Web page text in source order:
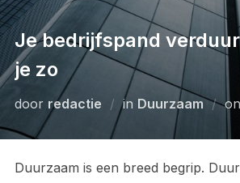
Je bedrijfspand
je zo
door redactie in Duurzaam on
Duurzaam is een breed begrip.